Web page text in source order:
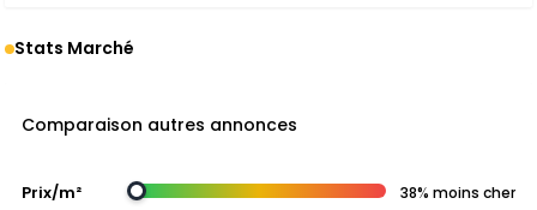
Stats Marché
Comparaison autres annonces
Prix/m² 38% moins cher